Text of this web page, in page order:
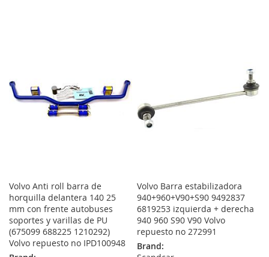
Volvo Anti roll barra de
horquilla delantera 140 25
mm con frente autobuses
soportes y varillas de PU
(675099 688225 1210292)
Volvo repuesto no IPD100948
Volvo Barra estabilizadora
940+960+V90+S90 9492837
6819253 izquierda + derecha
940 960 S90 V90 Volvo
repuesto no 272991
Brand: